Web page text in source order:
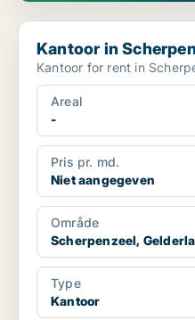
Kantoor in Scherpenzeel,
Kantoor in
Kantoor for rent in
Areal
-
Pris pr. md.
Niet aangegeven
Område
Scherpenzeel,
Type
Kantoor